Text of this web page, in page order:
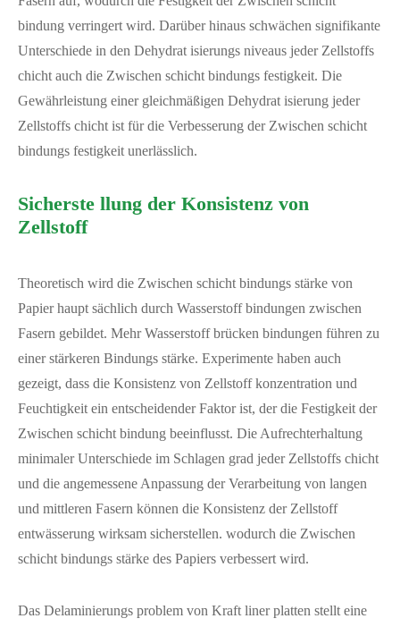
bindung verringert wird. Darüber hinaus schwächen signifikante
Unterschiede in den Dehydrat isierungs niveaus jeder Zellstoffs
chicht auch die Zwischen schicht bindungs festigkeit. Die
Gewährleistung einer gleichmäßigen Dehydrat isierung jeder
Zellstoffs chicht ist für die Verbesserung der Zwischen schicht
bindungs festigkeit unerlässlich.
Sicherste llung der Konsistenz von
Zellstoff
Theoretisch wird die Zwischen schicht bindungs stärke von
Papier haupt sächlich durch Wasserstoff bindungen zwischen
Fasern gebildet. Mehr Wasserstoff brücken bindungen führen zu
einer stärkeren Bindungs stärke. Experimente haben auch
gezeigt, dass die Konsistenz von Zellstoff konzentration und
Feuchtigkeit ein entscheidender Faktor ist, der die Festigkeit der
Zwischen schicht bindung beeinflusst. Die Aufrechterhaltung
minimaler Unterschiede im Schlagen grad jeder Zellstoffs chicht
und die angemessene Anpassung der Verarbeitung von langen
und mittleren Fasern können die Konsistenz der Zellstoff
entwässerung wirksam sicherstellen. wodurch die Zwischen
schicht bindungs stärke des Papiers verbessert wird.
Das Delaminierungs problem von Kraft liner platten stellt eine